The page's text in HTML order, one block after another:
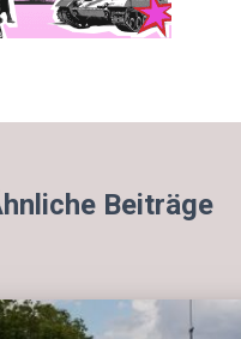
Beiträge